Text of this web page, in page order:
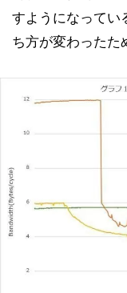
すようになってい
ち方が変わったた